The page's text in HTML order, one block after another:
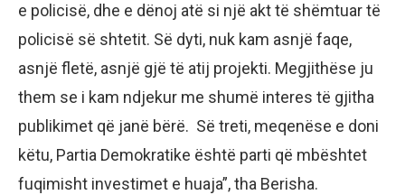
e policisë, dhe e dënoj atë si një akt të shëmtuar të
policisë së shtetit. Së dyti, nuk kam asnjë faqe,
asnjë fletë, asnjë gjë të atij projekti. Megjithëse ju
them se i kam ndjekur me shumë interes të gjitha
publikimet që janë bërë. Së treti, meqenëse e doni
këtu, Partia Demokratike është parti që mbështet
fuqimisht investimet e huaja”, tha Berisha.